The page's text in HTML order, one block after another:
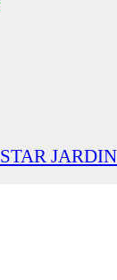
STAR